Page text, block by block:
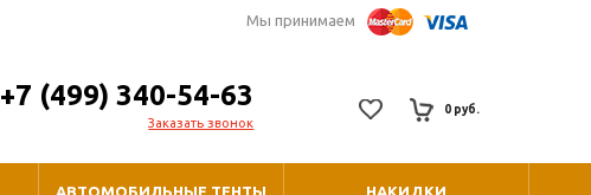
Мы принимаем
+7 (499) 340-54-63
Заказать звонок
0 руб.
АВТОМОБИЛЬНЫЕ ТЕНТЫ НАКИДКИ